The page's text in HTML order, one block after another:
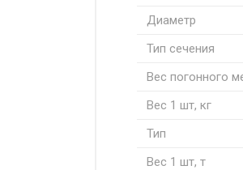
Диаметр
Тип сечения
Вес погонного
Вес 1 шт, кг
Тип
Вес 1 шт, т